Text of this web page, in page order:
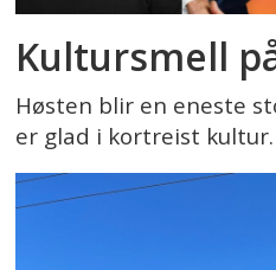
Kultursmell
Høsten blir en eneste
er glad i kortreist kultur.